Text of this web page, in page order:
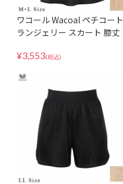
ワコール Wacoal ペチコート
ランジェリー スカート 膝丈
素材使用 HDA220 MLサイズ
¥3,553(税込)